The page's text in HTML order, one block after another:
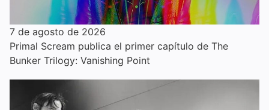
7 de agosto de 2026
Primal Scream publica el primer capítulo de The
Bunker Trilogy: Vanishing Point